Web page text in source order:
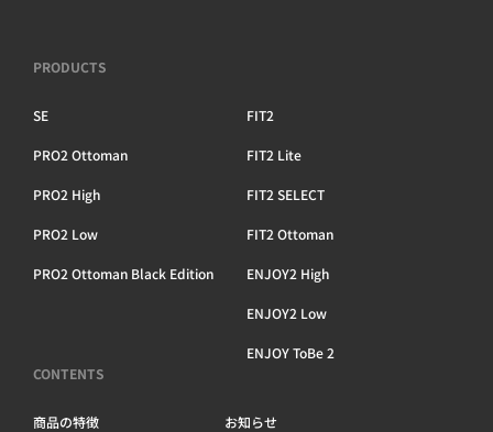
PRODUCTS
PRO2 Ottoman
PRO2 High
PRO2 Low FIT2 Ottoman
FIT2
FIT2 Lite
FIT2 SELECT
ENJOY2 High
ENJOY2 Low
ENJOY ToBe 2
SE
PRO2 Ottoman Black Edition
CONTENTS
商品の特徴 お知らせ